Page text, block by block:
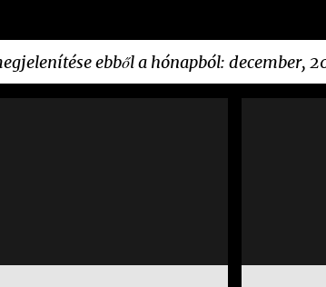
ebből a hónapból: december,